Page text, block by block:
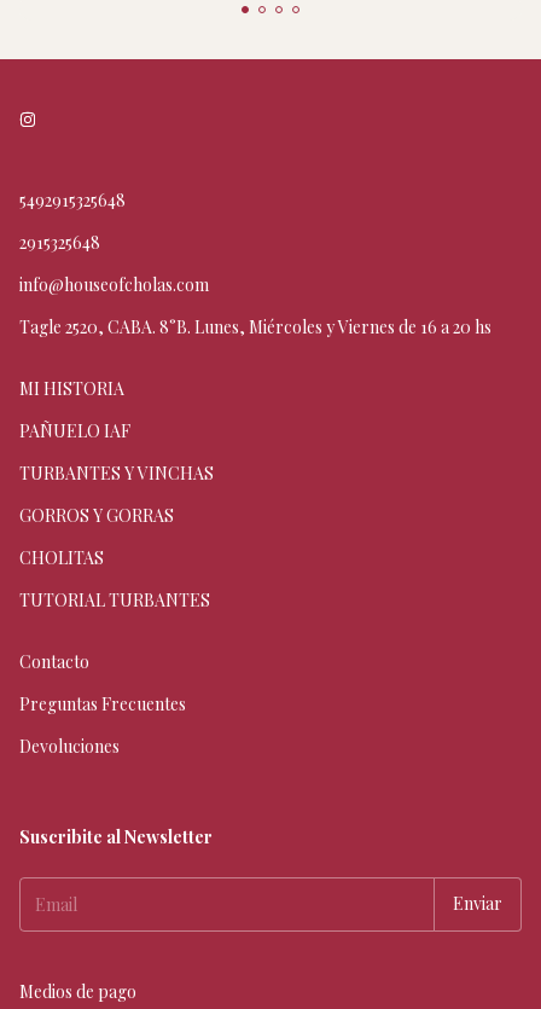
5492915325648
2915325648
info@houseofcholas.com
Tagle 2520, CABA. 8°B. Lunes, Miércoles y Viernes de 16 a 20 hs
MI HISTORIA
PAÑUELO IAF
TURBANTES Y VINCHAS
GORROS Y GORRAS
CHOLITAS
TUTORIAL TURBANTES
Contacto
Preguntas Frecuentes
Devoluciones
Suscribite al Newsletter
Medios de pago